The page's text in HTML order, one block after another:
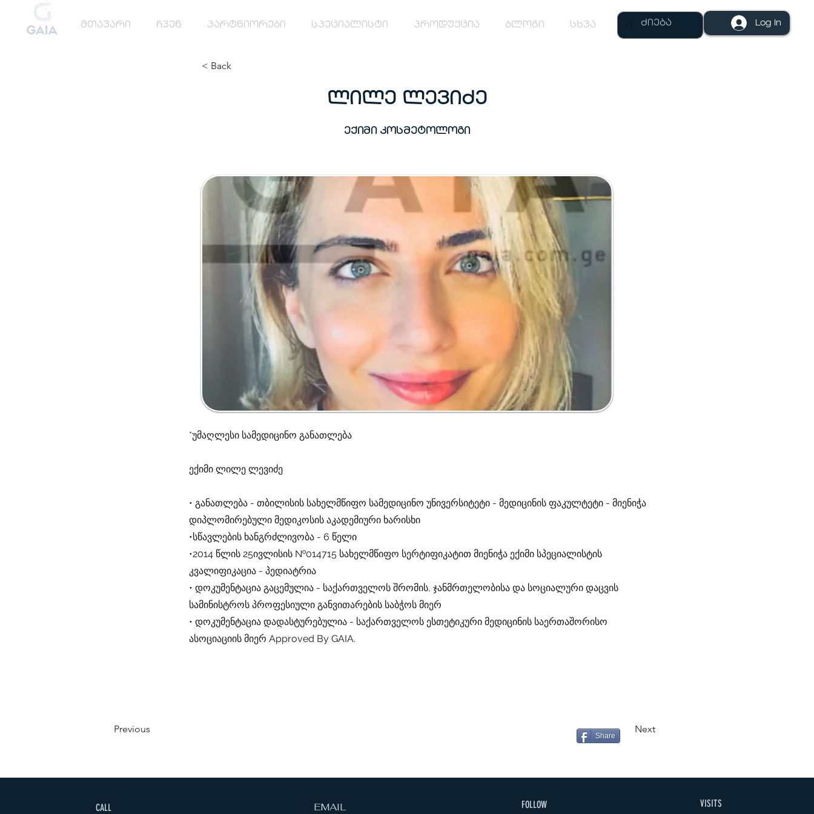
მთავარი ჩვენ პარტნიორები სპეციალისტი პროდუქცია ბლოგი სხვა Log In
< Back
ლილე ლევიძე
ექიმი კოსმეტოლოგი
*უმაღლესი სამედიცინო განათლება
ექიმი ლილე ლევიძე
• განათლება - თბილისის სახელმწიფო სამედიცინო უნივერსიტეტი - მედიცინის ფაკულტეტი - მიენიჭა
დიპლომირებული მედიკოსის აკადემიური ხარისხი
•სწავლების ხანგრძლივობა - 6 წელი
•2014 წლის 25ივლისის №014715 სახელმწიფო სერტიფიკატით მიენიჭა ექიმი სპეციალისტის
კვალიფიკაცია - პედიატრია
• დოკუმენტაცია გაცემულია - საქართველოს შრომის, ჯანმრთელობისა და სოციალური დაცვის
სამინისტროს პროფესიული განვითარების საბჭოს მიერ
• დოკუმენტაცია დადასტურებულია - საქართველოს ესთეტიკური მედიცინის საერთაშორისო
ასოციაციის მიერ Approved By GAIA.
Previous
Share
Next
CALL EMAIL FOLLOW VISITS